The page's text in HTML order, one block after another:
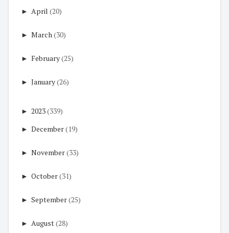
► April (20)
► March(30)
► February(25)
► January(26)
► 2023(339)
► December(19)
► November(33)
► October(31)
► September(25)
► August(28)